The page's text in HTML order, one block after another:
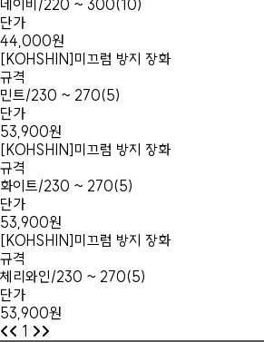
네이비/220 ~ 300(10)
단가
44,000원
[KOHSHIN]미끄럼 방지 장화
규격
민트/230 ~ 270(5)
단가
53,900원
[KOHSHIN]미끄럼 방지 장화
규격
화이트/230 ~ 270(5)
단가
53,900원
[KOHSHIN]미끄럼 방지 장화
규격
체리와인/230 ~ 270(5)
단가
53,900원
1